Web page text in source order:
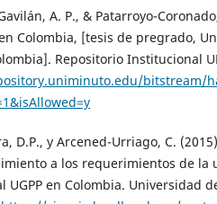
A. P., & Patarroyo-
Colombia, [tesis de pregrado,
Repositorio Institucional
bitstream/
D.P., y Arcened-Urriago, C.
a los requerimientos de la
UGPP en Colombia. Universidad